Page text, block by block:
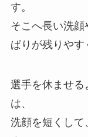
す。
そこへ長い洗
ぱりが残りやす
選手を休ませる
は、
洗顔を短くして